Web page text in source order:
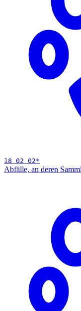
18 02 02*
Abfälle, an deren